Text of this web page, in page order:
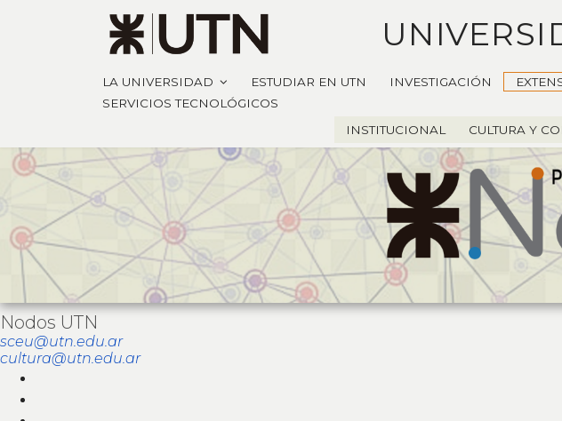
LA UNIVERSIDAD ESTUDIAR EN UTN INVESTIGACIÓN
SERVICIOS TECNOLÓGICOS
INSTITUCIONAL
CULTURA Y
Nodos UTN
sceu@utn.edu.ar
cultura@utn.edu.ar